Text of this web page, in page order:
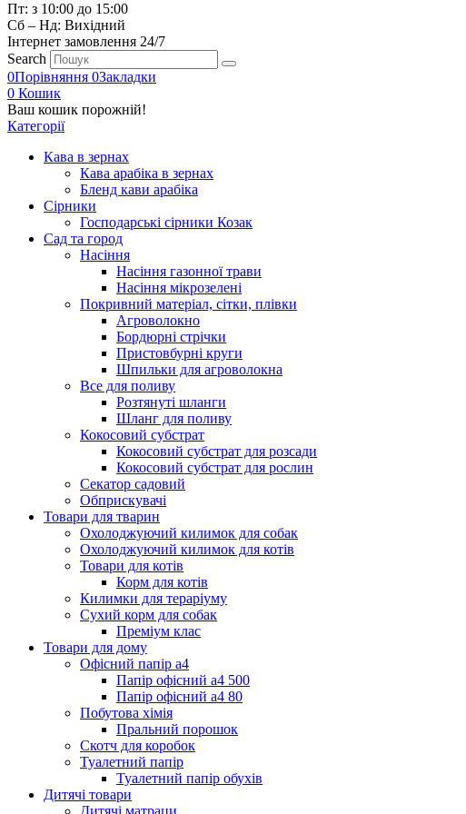
Пт: з 10:00 до 15:00
Сб – Нд: Вихідний
Інтернет замовлення 24/7
Search
0Порівняння 0Закладки
0 Кошик
Ваш кошик порожній!
Категорії
Кава в зернах
Кава арабіка в зернах
Бленд кави арабіка
Сірники
Господарські сірники Козак
Сад та город
Насіння
Насіння газонної трави
Насіння мікрозелені
Покривний матеріал, сітки, плівки
Агроволокно
Бордюрні стрічки
Пристовбурні круги
Шпильки для агроволокна
Все для поливу
Розтянуті шланги
Шланг для поливу
Кокосовий субстрат
Кокосовий субстрат для розсади
Кокосовий субстрат для рослин
Секатор садовий
Обприскувачі
Товари для тварин
Охолоджуючий килимок для собак
Охолоджуючий килимок для котів
Товари для котів
Корм для котів
Килимки для тераріуму
Сухий корм для собак
Преміум клас
Товари для дому
Офісний папір а4
Папір офісний а4 500
Папір офісний а4 80
Побутова хімія
Пральний порошок
Скотч для коробок
Туалетний папір
Туалетний папір обухів
Дитячі товари
Дитячі матраци